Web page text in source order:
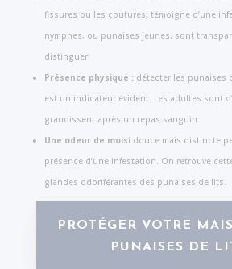
fissures ou les coutures, témoigne d’une
nymphes, ou punaises jeunes, sont
distinguer.
Présence physique :détecter les punaises
est un indicateur évident. Les adultes sont
grandissent après un repas sanguin.
Une odeur de moisi douce mais distincte
présence d’une infestation. On retrouve
glandes odoriférantes des punaises de lits.
PROTÉGER VOTRE
PUNAISES DE